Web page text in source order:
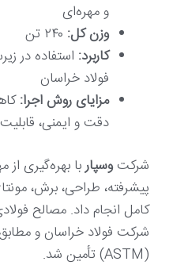
و مهره‌ای
وزن کل:
کاربرد: استفاده در
فولاد خراسان
مزایای روش اجرا:
دقت و ایمنی،
شرکتوسپاربا بهره‌گیری
پیشرفته، طراحی، برش،
کامل انجام داد. مصالح
شرکت فولاد خراسان و مطابق
(ASTM) تأمین شد.